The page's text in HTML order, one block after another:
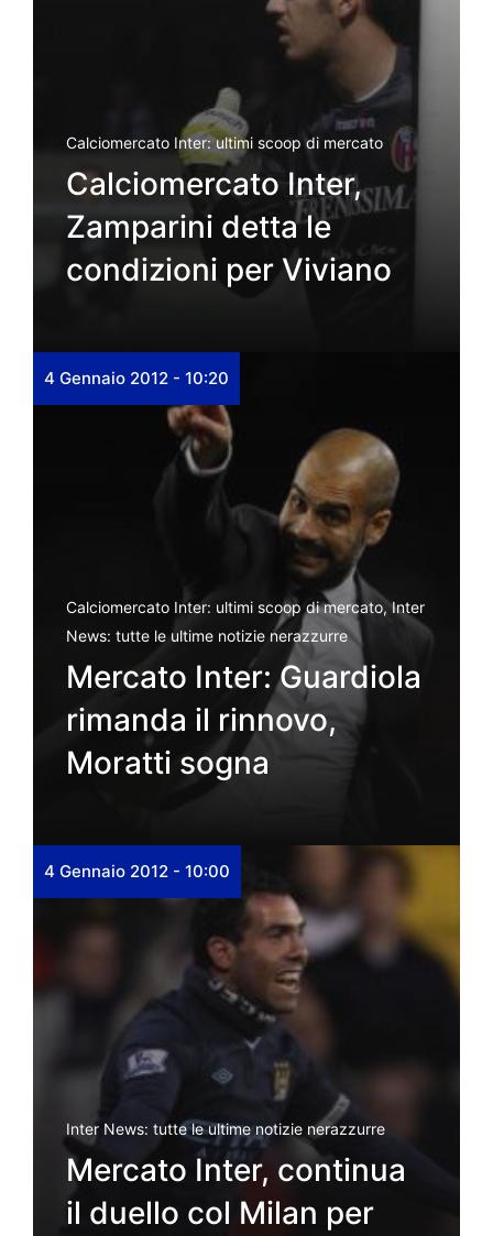
Calciomercato Inter: ultimi scoop di mercato
Calciomercato Inter,
Zamparini detta le
condizioni per Viviano
4 Gennaio 2012 - 10:20
Calciomercato Inter: ultimi scoop di mercato,Inter
News: tutte le ultime notizie nerazzurre
Mercato Inter: Guardiola
rimanda il rinnovo,
Moratti sogna
4 Gennaio 2012 - 10:00
Inter News: tutte le ultime notizie nerazzurre
Mercato Inter, continua
il duello col Milan per